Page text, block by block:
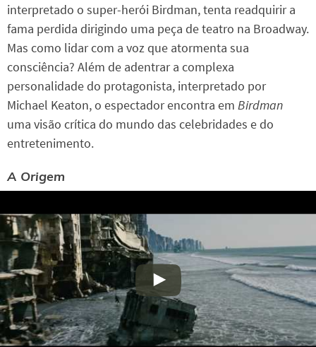
interpretado o super-herói Birdman, tenta readquirir a
fama perdida dirigindo uma peça de teatro na Broadway.
Mas como lidar com a voz que atormenta sua
consciência? Além de adentrar a complexa
personalidade do protagonista, interpretado por
Michael Keaton, o espectador encontra em Birdman
uma visão crítica do mundo das celebridades e do
entretenimento.
A Origem